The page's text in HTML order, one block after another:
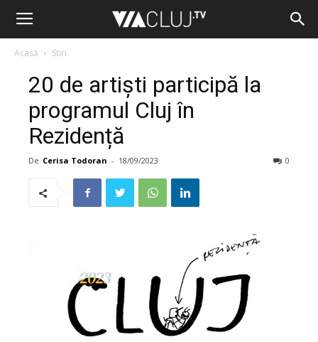
Acasă Stiri
20 de artiști participă la
programul Cluj în
Rezidență
De Cerisa Todoran - 18/09/2023 0